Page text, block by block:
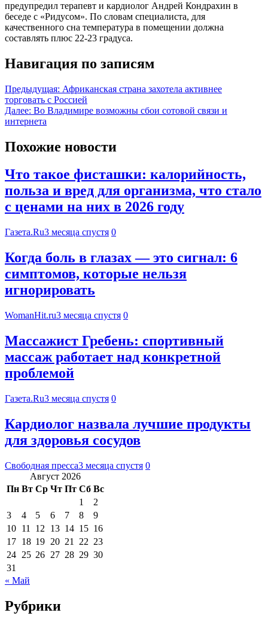
предупредил терапевт и кардиолог Андрей Кондрахин в
беседе с «Ридусом». По словам специалиста, для
качественного сна температура в помещении должна
составлять плюс 22-23 градуса.
Навигация по записям
Предыдущая: Африканская страна захотела активнее
торговать с Россией
Далее: Во Владимире возможны сбои сотовой связи и
интернета
Похожие новости
Что такое фисташки: калорийность,
польза и вред для организма, что стало
с ценами на них в 2026 году
Газета.Ru3 месяца спустя 0
Когда боль в глазах — это сигнал: 6
симптомов, которые нельзя
игнорировать
WomanHit.ru3 месяца спустя 0
Массажист Гребень: спортивный
массаж работает над конкретной
проблемой
Газета.Ru3 месяца спустя 0
Кардиолог назвала лучшие продукты
для здоровья сосудов
Свободная пресса3 месяца спустя 0
Август 2026
Пн Вт Ср Чт Пт Сб Вс
1
2
3
4 5 6 7 8
9
10 11 12 13 14 15 16
17 18 19 20 21 22 23
24 25 26 27 28 29 30
31
« Май
Рубрики